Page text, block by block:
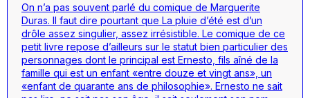
On n’a pas souvent parlé du comique de Marguerite
Duras. Il faut dire pourtant que La pluie d’été est d’un
drôle assez singulier, assez irrésistible. Le comique de ce
petit livre repose d’ailleurs sur le statut bien particulier des
personnages dont le principal est Ernesto, fils aîné de la
famille qui est un enfant «entre douze et vingt ans», un
«enfant de quarante ans de philosophie». Ernesto ne sait